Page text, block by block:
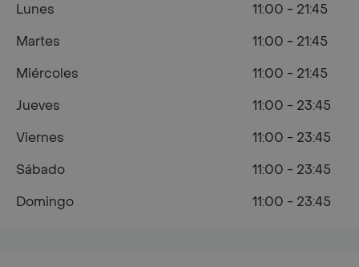
Lunes
11:00 - 21:45
Martes
11:00 - 21:45
Miércoles
11:00 - 21:45
Jueves
11:00 - 23:45
Viernes
11:00 - 23:45
Sábado
11:00 - 23:45
Domingo
11:00 - 23:45